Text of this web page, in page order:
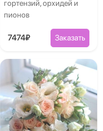
гортензий, орхидей и
пионов
7474₽ Заказать